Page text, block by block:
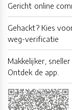
Gericht online
Gehackt? Kies
weg-verificatie
Makkelijker,
Ontdek de app.